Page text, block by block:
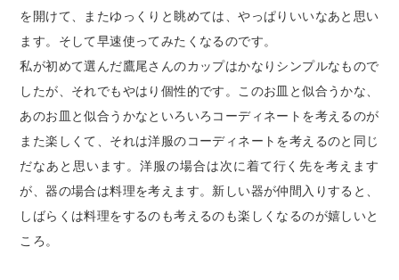
を開けて、またゆっくりと眺めては、やっぱりいいなあと思い
ます。そして早速使ってみたくなるのです。
私が初めて選んだ鷹尾さんのカップはかなりシンプルなもので
したが、それでもやはり個性的です。このお皿と似合うかな、
あのお皿と似合うかなといろいろコーディネートを考えるのが
また楽しくて、それは洋服のコーディネートを考えるのと同じ
だなあと思います。洋服の場合は次に着て行く先を考えます
が、器の場合は料理を考えます。新しい器が仲間入りすると、
しばらくは料理をするのも考えるのも楽しくなるのが嬉しいと
ころ。